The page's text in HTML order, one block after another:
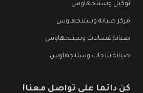
توكيل وستنجهاوس
مركز صيانة وستنجهاوس
صيانة غسالات وستنجهاوس
صيانة ثلاجات وستنجهاوس
كن دائما على تواصل معنا!